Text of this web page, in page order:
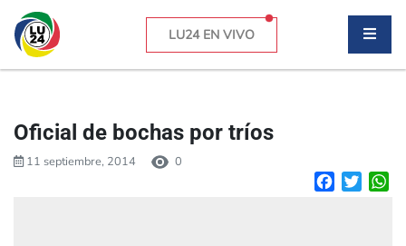
LU24 EN VIVO
Oficial de bochas por tríos
11 septiembre, 2014 0
Facebook